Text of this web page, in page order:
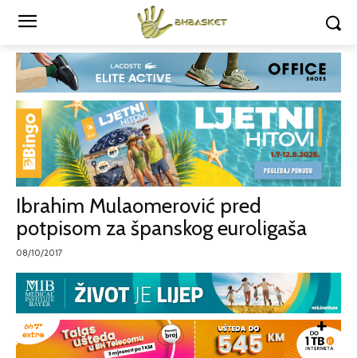
Ibrahim Mulaomerović pred
potpisom za španskog euroligaša
08/10/2017